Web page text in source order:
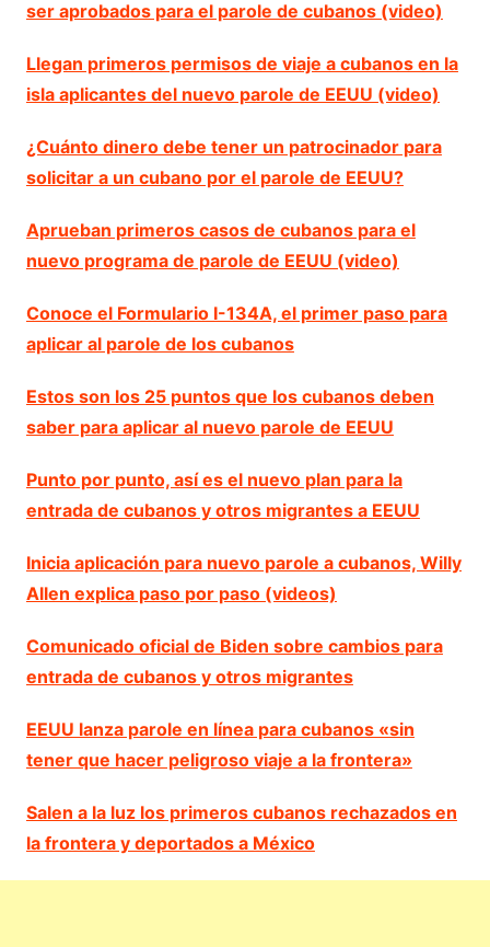
ser aprobados para el parole de cubanos (video)
Llegan primeros permisos de viaje a cubanos en la
isla aplicantes del nuevo parole de EEUU (video)
¿Cuánto dinero debe tener un patrocinador para
solicitar a un cubano por el parole de EEUU?
Aprueban primeros casos de cubanos para el
nuevo programa de parole de EEUU (video)
Conoce el Formulario I-134A, el primer paso para
aplicar al parole de los cubanos
Estos son los 25 puntos que los cubanos deben
saber para aplicar al nuevo parole de EEUU
Punto por punto, así es el nuevo plan para la
entrada de cubanos y otros migrantes a EEUU
Inicia aplicación para nuevo parole a cubanos, Willy
Allen explica paso por paso (videos)
Comunicado oficial de Biden sobre cambios para
entrada de cubanos y otros migrantes
EEUU lanza parole en línea para cubanos «sin
tener que hacer peligroso viaje a la frontera»
Salen a la luz los primeros cubanos rechazados en
la frontera y deportados a México